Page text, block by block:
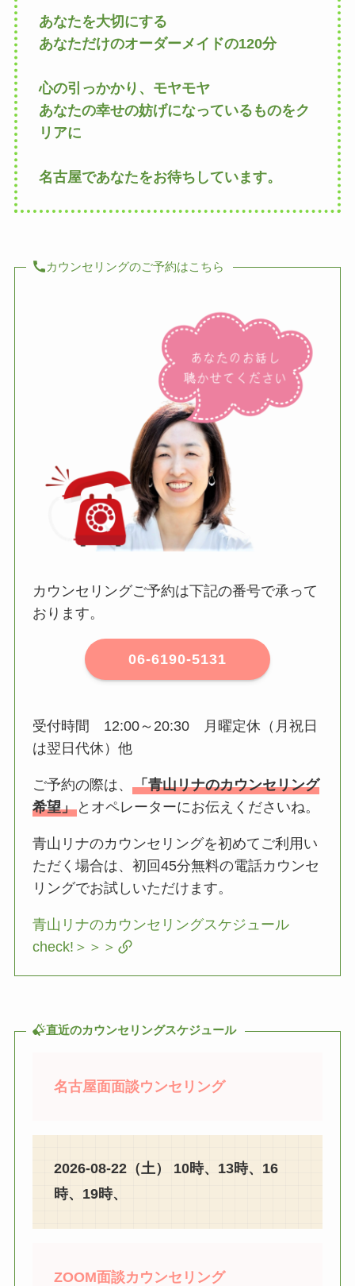
あなたを大切にする
あなただけのオーダーメイドの120分
心の引っかかり、モヤモヤ
あなたの幸せの妨げになっているものをク
リアに
名古屋であなたをお待ちしています。
カウンセリングのご予約はこちら
カウンセリングご予約は下記の番号で承って
おります。
06-6190-5131
受付時間 12:00～20:30 月曜定休（月祝日
は翌日代休）他
ご予約の際は、「青山リナのカウンセリング
希望」 とオペレーターにお伝えくださいね。
青山リナのカウンセリングを初めてご利用い
ただく場合は、初回45分無料の電話カウンセ
リングでお試しいただけます。
青山リナのカウンセリングスケジュール
check!＞＞＞
直近のカウンセリングスケジュール
名古屋面面談ウンセリング
2026-08-22（土） 10時、13時、16
時、19時、
ZOOM面談カウンセリング